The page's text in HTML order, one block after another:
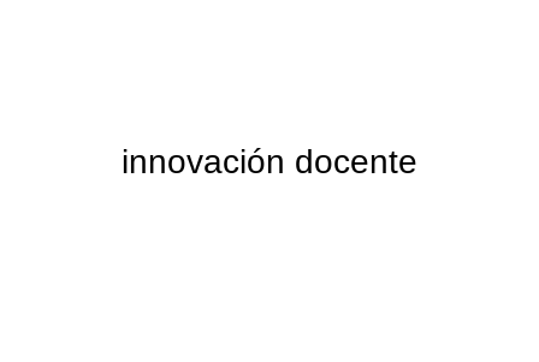
innovación docente